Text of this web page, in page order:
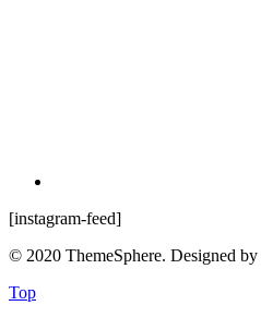
[instagram-feed]
© 2020 ThemeSphere. Designed by
Top